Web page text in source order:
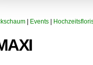
Events